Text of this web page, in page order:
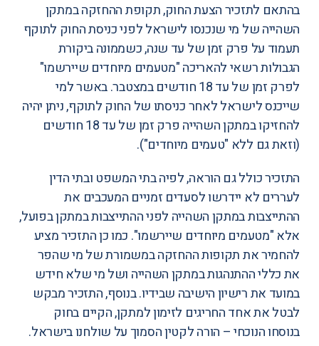
בהתאם לתזכיר הצעת החוק, תקופת ההחזקה במתקן
השהייה של מי שנכנסו לישראל לפני כניסת החוק לתוקף
תעמוד על פרק זמן של עד שנה, כשממונה ביקורת
הגבולות רשאי להאריכה "מטעמים מיוחדים שיירשמו"
לפרק זמן של עד 18 חודשים במצטבר. באשר למי
שייכנס לישראל לאחר כניסתו של החוק לתוקף, ניתן יהיה
להחזיקו במתקן השהייה פרק זמן של עד 18 חודשים
(וזאת גם ללא "טעמים מיוחדים").
התזכיר כולל גם הוראה, לפיה בתי המשפט ובתי הדין
לעררים לא יידרשו לסעדים זמניים המעכבים את
ההתייצבות במתקן השהייה לפני ההתייצבות במתקן בפועל,
אלא "מטעמים מיוחדים שיירשמו". כמו כן התזכיר מציע
להחמיר את תקופות ההחזקה במשמורת של מי שהפר
את כללי ההתנהגות במתקן השהייה ושל מי שלא חידש
במועד את רישיון הישיבה שבידיו. בנוסף, התזכיר מבקש
לבטל את אחד החריגים לזימון למתקן, הקיים בחוק
בנוסחו הנוכחי – הורה לקטין הסמוך על שולחנו בישראל.